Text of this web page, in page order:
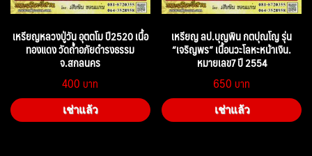
เหรียญหลวงปู่วัน อุตตโม ปี2520 เนื้อ
ทองแดง วัดถ้ำอภัยดำรงธรรม
จ.สกลนคร
400
เช่าแล้ว
เหรียญ ลป.บุญพิน กตปุณโญ รุ่น
“เจริญพร” เนื้อนวะโลหะหน้าเงิน.
หมายเลข7 ปี 2554
650
เช่าแล้ว